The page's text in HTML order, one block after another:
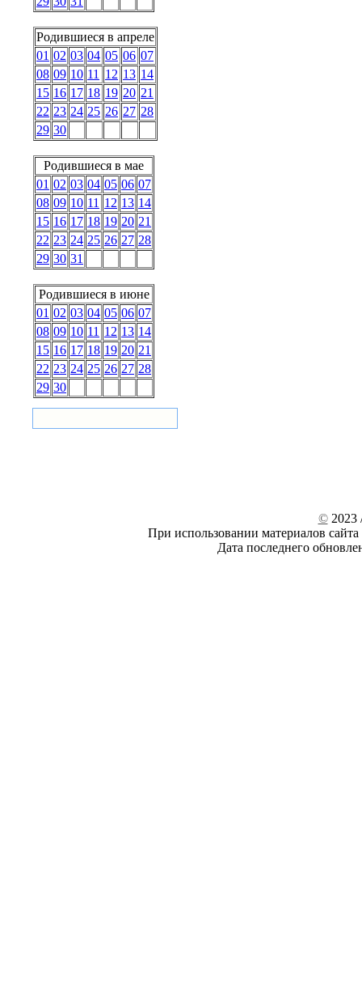
Родившиеся в апреле
01 02 03 04 05 06 07
08 09 10 11 12 13 14
15 16 17 18 19 20 21
22 23 24 25 26 27 28
29 30
Родившиеся в мае
01 02 03 04 05 06 07
08 09 10 11 12 13 14
15 16 17 18 19 20 21
22 23 24 25 26 27 28
29 30 31
Родившиеся в июне
01 02 03 04 05 06 07
08 09 10 11 12 13 14
15 16 17 18 19 20 21
22 23 24 25 26 27 28
29 30
©2023
При использовании материалов
Дата последнего